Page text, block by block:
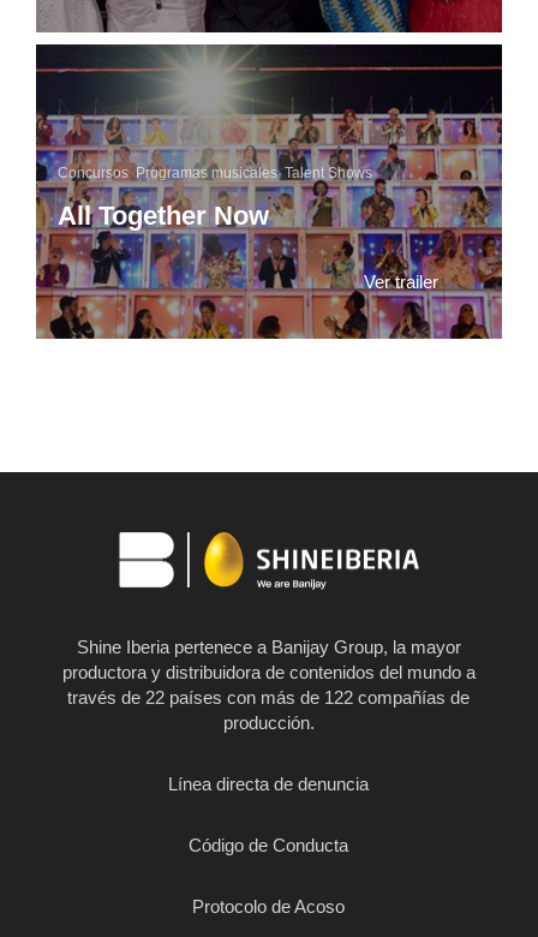
All Together Now
Concursos, Programas musicales,Talent Shows
Ver trailer
Shine Iberia pertenece a Banijay Group, la mayor
productora y distribuidora de contenidos del mundo a
través de 22 países con más de 122 compañías de
producción.
Línea directa de denuncia
Código de Conducta
Protocolo de Acoso